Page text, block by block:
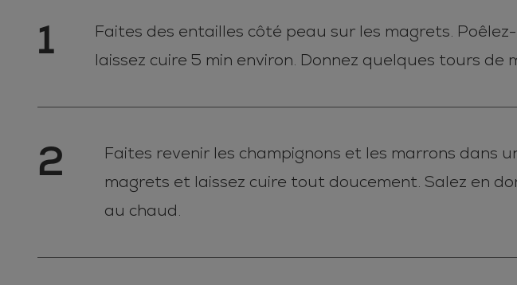
1
Faites des entailles côté peau sur les magrets.
laissez cuire 5 min environ. Donnez quelques tours de
2
Faites revenir les champignons et les marrons dans
magrets et laissez cuire tout doucement. Salez en
au chaud.